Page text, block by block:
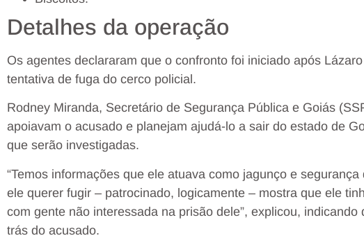
Detalhes da operação
Os agentes declararam que o confronto foi iniciado após
tentativa de fuga do cerco policial.
Rodney Miranda, Secretário de Segurança Pública e Goiás
apoiavam o acusado e planejam ajudá-lo a sair do estado de
que serão investigadas.
“Temos informações que ele atuava como jagunço e
ele querer fugir – patrocinado, logicamente – mostra que ele
com gente não interessada na prisão dele”, explicou,
trás do acusado.